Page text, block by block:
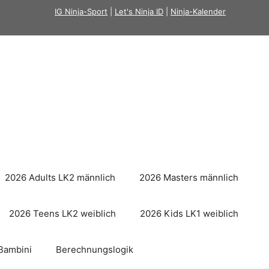
IG Ninja-Sport Let's Ninja ID Ninja-Kalender
2026 Adults LK2 männlich 2026 Masters männlich
2026 Teens LK2 weiblich 2026 Kids LK1 weiblich
Berechnungslogik